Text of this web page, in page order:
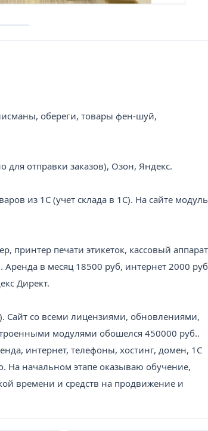
обереги, товары фен-шуй,
отправки заказов), Озон, Яндекс.
из 1С (учет склада в 1С). На сайте модуль
принтер печати этикеток, кассовый
в месяц 18500 руб, интернет 2000
Директ.
Сайт со всеми лицензиями, обновлениями,
модулями обошелся 450000 руб..
интернет, телефоны, хостинг, домен, 1С
На начальном этапе оказываю обучение,
времени и средств на продвижение и